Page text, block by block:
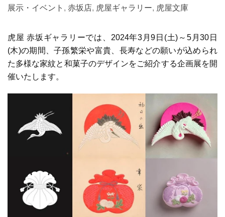
展示・イベント , 赤坂店, 虎屋ギャラリー, 虎屋文庫
虎屋 赤坂ギャラリーでは、 2024年3月9 日 (土) ～ 5月30 日
(木)の期間、子孫繁栄や富貴、長寿などの願いが込められ
た多様な家紋と和菓子のデザインをご紹介する企画展を開
催いたします。